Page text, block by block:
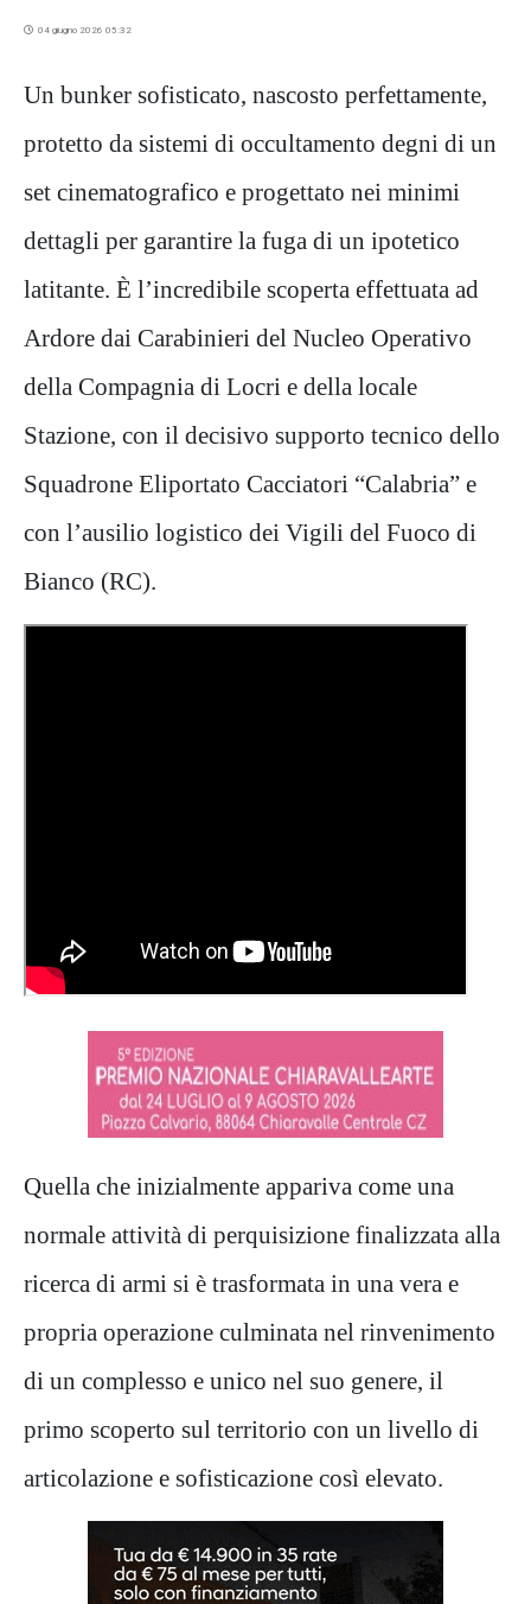
04 giugno 2026 05:32
Un bunker sofisticato, nascosto perfettamente
protetto da sistemi di occultamento degni di un
set cinematografico e progettato nei minimi
dettagli per garantire la fuga di un ipotetico
latitante. È l’incredibile scoperta effettuata ad
Ardore dai Carabinieri del Nucleo Operativo
della Compagnia di Locri e della locale
Stazione, con il decisivo supporto tecnico dello
Squadrone Eliportato Cacciatori “Calabria” e
con l’ausilio logistico dei Vigili del Fuoco di
Bianco (RC)
Quella che inizialmente appariva come una
normale attività di perquisizione finalizzata alla
ricerca di armi si è trasformata in una vera e
propria operazione culminata nel rinvenimento
di un complesso e unico nel suo genere, il
primo scoperto sul territorio con un livello di
articolazione e sofisticazione così elevato.